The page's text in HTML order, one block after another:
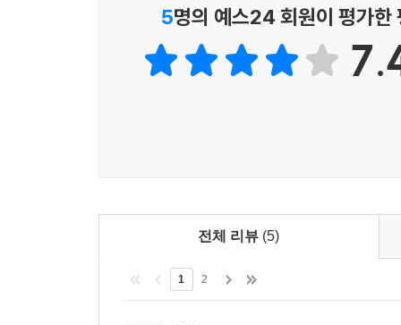
5명의 예스24 회원이 평가한
전체 리뷰 (5)
1 2